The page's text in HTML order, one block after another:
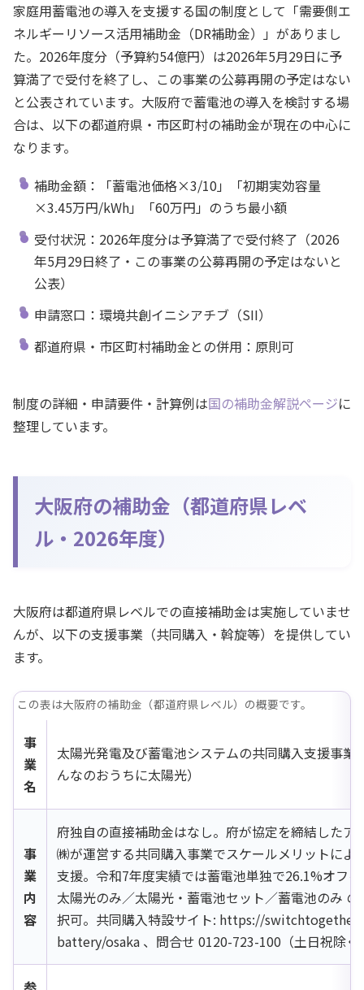
家庭用蓄電池の導入を支援する国の制度として「需要側エ
ネルギーリソース活用補助金（DR補助金）」がありまし
た。2026年度分（予算約54億円）は2026年5月29日に予
算満了で受付を終了し、この事業の公募再開の予定はない
と公表されています。大阪府で蓄電池の導入を検討する場
合は、以下の都道府県・市区町村の補助金が現在の中心に
なります。
補助金額：「蓄電池価格×3/10」「初期実効容量
×3.45万円/kWh」「60万円」のうち最小額
受付状況：2026年度分は予算満了で受付終了（2026
年5月29日終了・この事業の公募再開の予定はないと
公表）
申請窓口：環境共創イニシアチブ（SII）
都道府県・市区町村補助金との併用：原則可
制度の詳細・申請要件・計算例は国の補助金解説ページに
整理しています。
大阪府の補助金（都道府県レベ
ル・2026年度）
大阪府は都道府県レベルでの直接補助金は実施していませ
んが、以下の支援事業（共同購入・斡旋等）を提供してい
ます。
この表は大阪府の補助金（都道府県レベル）の概要です。
事
業
名
太陽光発電及び蓄電池システムの共同購入支援事業
んなのおうちに太陽光）
事
業
内
容
府独自の直接補助金はなし。府が協定を締結したア
㈱が運営する共同購入事業でスケールメリットによ
支援。令和7年度実績では蓄電池単独で26.1%オフ
太陽光のみ／太陽光・蓄電池セット／蓄電池のみ
択可。共同購入特設サイト: https://
battery/osaka 、問合せ 0120-723-100（土日祝除く